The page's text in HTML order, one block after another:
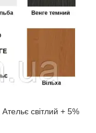
світлий + 5%